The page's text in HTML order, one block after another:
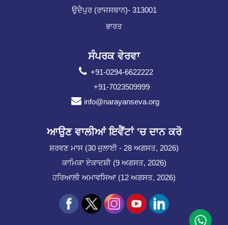
ਉਦੈਪੁਰ (ਰਾਜਸਥਾਨ)- 313001
ਭਾਰਤ
ਸੰਪਰਕ ਵੇਰਵਾ
+91-0294-6622222
+91-7023509999
info@narayanseva.org
ਆਉਣ ਵਾਲੀਆਂ ਇਵੈਂਟਾਂ 'ਚ ਦਾਨ ਕਰੋ
ਸ਼ਰਵਣ ਮਾਸ (30 ਜੁਲਾਈ - 28 ਅਗਸਤ, 2026)
ਕਾਮਿਕਾ ਏਕਾਦਸ਼ੀ (9 ਅਗਸਤ, 2026)
ਹਰਿਆਲੀ ਅਮਾਵਸਿਆ (12 ਅਗਸਤ, 2026)